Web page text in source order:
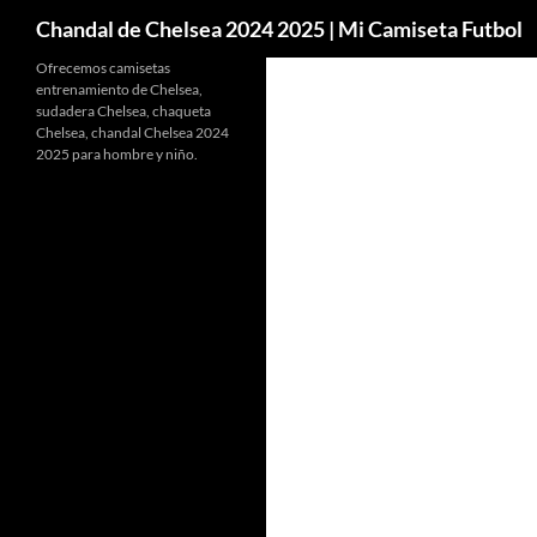
Chandal de Chelsea 2024 2025 | Mi Camiseta Futbol
Ofrecemos camisetas
entrenamiento de Chelsea,
sudadera Chelsea, chaqueta
Chelsea, chandal Chelsea 2024
2025 para hombre y niño.